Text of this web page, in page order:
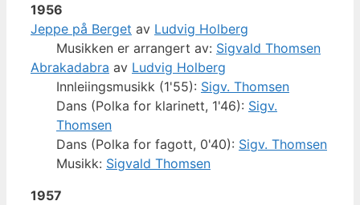
1956
Jeppe på Berget av Ludvig Holberg
Musikken er arrangert av: Sigvald Thomsen
Abrakadabra av Ludvig Holberg
Innleiingsmusikk (1'55): Sigv. Thomsen
Dans (Polka for klarinett, 1'46): Sigv.
Thomsen
Dans (Polka for fagott, 0'40): Sigv. Thomsen
Musikk: Sigvald Thomsen
1957